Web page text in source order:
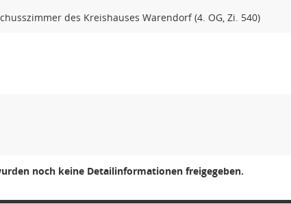
des Kreishauses Warendorf (4. OG, Zi. 540)
noch keine Detailinformationen freigegeben.